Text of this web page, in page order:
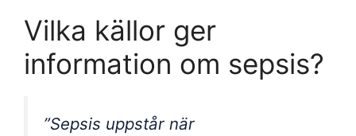
Vilka källor ger
information om sepsis?
”Sepsis uppstår när